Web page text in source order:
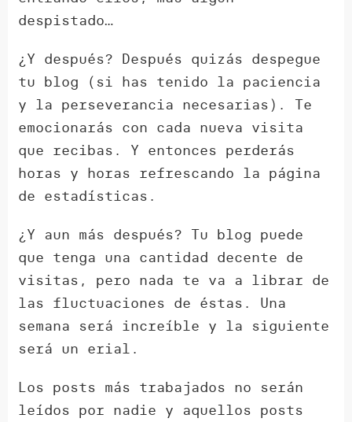
despistado…
¿Y después? Después quizás despegue
tu blog (si has tenido la paciencia
y la perseverancia necesarias). Te
emocionarás con cada nueva visita
que recibas. Y entonces perderás
horas y horas refrescando la página
de estadísticas.
¿Y aun más después? Tu blog puede
que tenga una cantidad decente de
visitas, pero nada te va a librar de
las fluctuaciones de éstas. Una
semana será increíble y la siguiente
será un erial.
Los posts más trabajados no serán
leídos por nadie y aquellos posts